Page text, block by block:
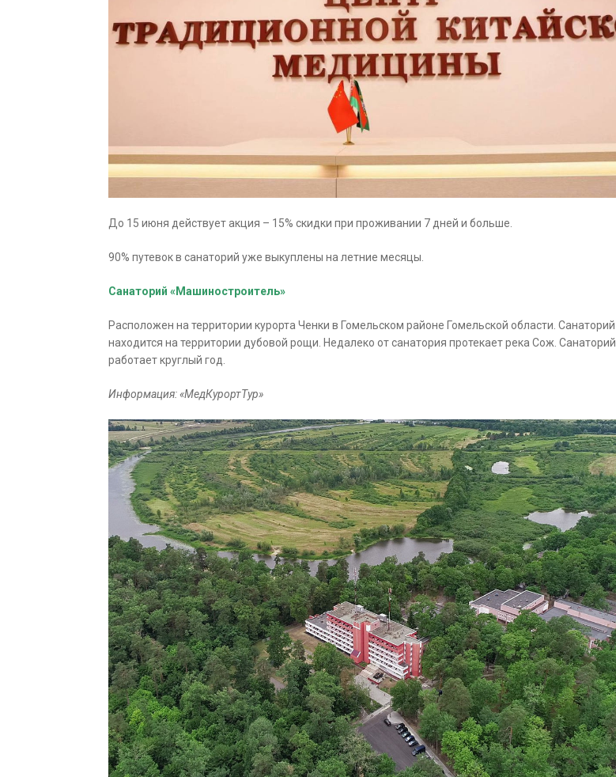
До 15 июня действует акция – 15% скидки при проживании 7 дней и больше.
90% путевок в санаторий уже выкуплены на летние месяцы.
Санаторий «Машиностроитель»
Расположен на территории курорта Ченки в Гомельском районе Гомельской области. Санаторий
находится на территории дубовой рощи. Недалеко от санатория протекает река Сож. Санаторий
работает круглый год.
Информация: «МедКурортТур»